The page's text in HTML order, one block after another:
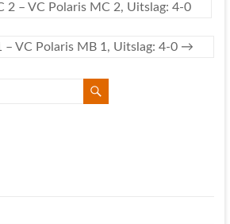
2 – VC Polaris MC 2, Uitslag: 4-0
– VC Polaris MB 1, Uitslag: 4-0 →